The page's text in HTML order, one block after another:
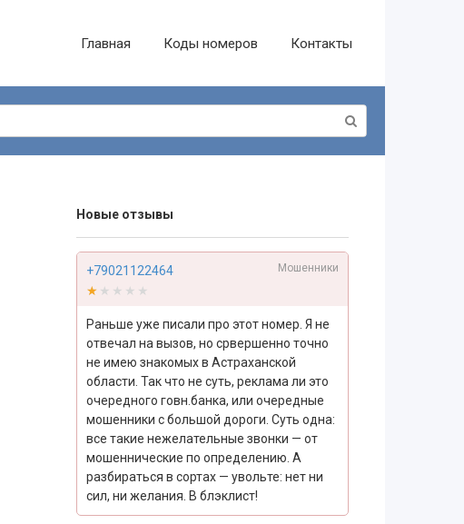
Главная Коды номеров Контакты
Новые отзывы
+79021122464 Мошенники
★★★★★
★★★★★
Раньше уже писали про этот номер. Я не
отвечал на вызов, но срвершенно точно
не имею знакомых в Астраханской
области. Так что не суть, реклама ли это
очередного говн.банка, или очередные
мошенники с большой дороги. Суть одна:
все такие нежелательные звонки — от
мошеннические по определению. А
разбираться в сортах — увольте: нет ни
сил, ни желания. В блэклист!